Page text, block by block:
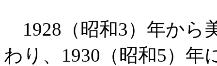
1928（昭和3）年から
わり、1930（昭和5）年